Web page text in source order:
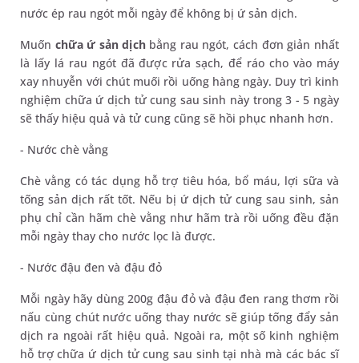
nước ép rau ngót mỗi ngày để không bị ứ sản dịch.
Muốn chữa ứ sản dịchbằng rau ngót, cách đơn giản nhất
là lấy lá rau ngót đã được rửa sạch, để ráo cho vào máy
xay nhuyễn với chút muối rồi uống hàng ngày. Duy trì kinh
nghiệm chữa ứ dịch tử cung sau sinh này trong 3 - 5 ngày
sẽ thấy hiệu quả và tử cung cũng sẽ hồi phục nhanh hơn.
- Nước chè vằng
Chè vằng có tác dụng hỗ trợ tiêu hóa, bổ máu, lợi sữa và
tống sản dịch rất tốt. Nếu bị ứ dịch tử cung sau sinh, sản
phụ chỉ cần hãm chè vằng như hãm trà rồi uống đều đặn
mỗi ngày thay cho nước lọc là được.
- Nước đậu đen và đậu đỏ
Mỗi ngày hãy dùng 200g đậu đỏ và đậu đen rang thơm rồi
nấu cùng chút nước uống thay nước sẽ giúp tống đẩy sản
dịch ra ngoài rất hiệu quả. Ngoài ra, một số kinh nghiệm
hỗ trợ chữa ứ dịch tử cung sau sinh tại nhà mà các bác sĩ